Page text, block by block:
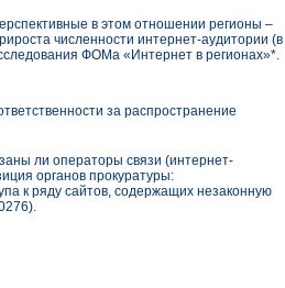
в этом отношении регионы –
численности интернет-аудитории (в
ФОМа «Интернет в регионах»*.
за распространение
ли операторы связи (интернет-
органов прокуратуры:
к ряду сайтов, содержащих незаконную